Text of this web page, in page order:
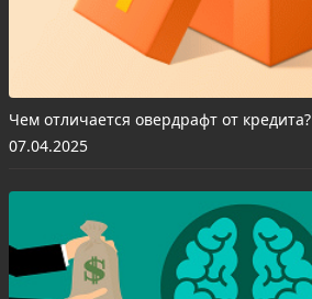
Чем отличается овердрафт от кредита?
07.04.2025